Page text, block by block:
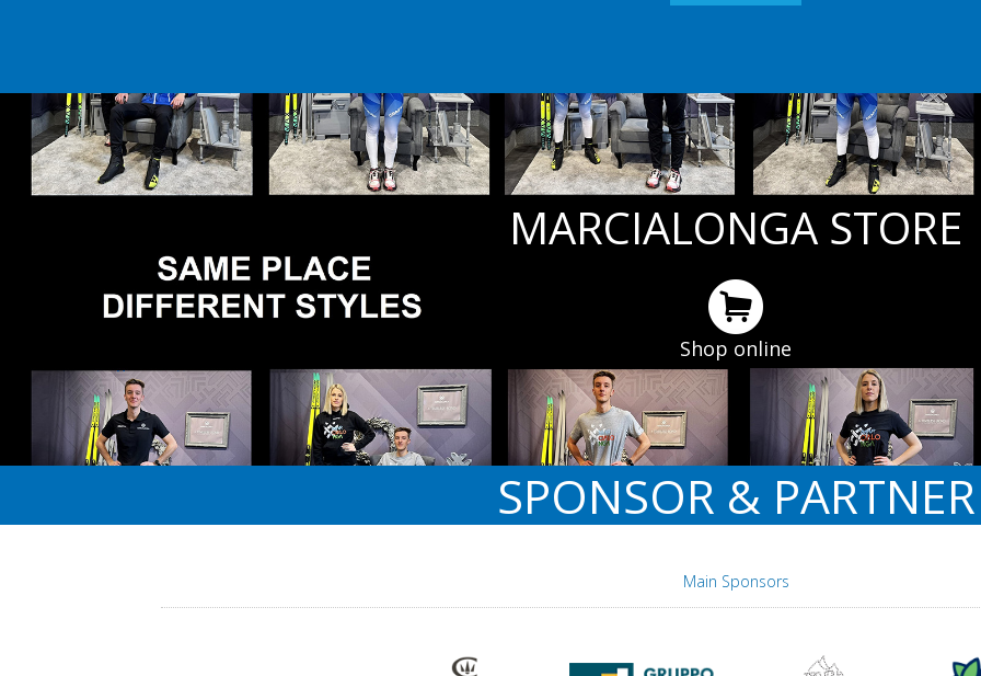
MARCIALONGA STORE
Shop online
SPONSOR & PARTNER
Main Sponsors